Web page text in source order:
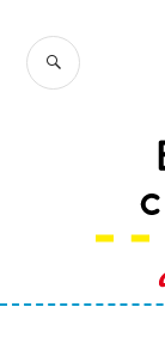
contenu